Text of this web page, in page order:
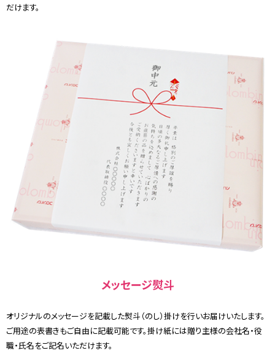
だけます。
メッセージ熨斗
オリジナルのメッセージを記載した熨斗（のし）掛けを行いお届けいたします。
ご用途の表書きもご自由に記載可能です。掛け紙には贈り主様の会社名・役
職・氏名をご記名いただけます。